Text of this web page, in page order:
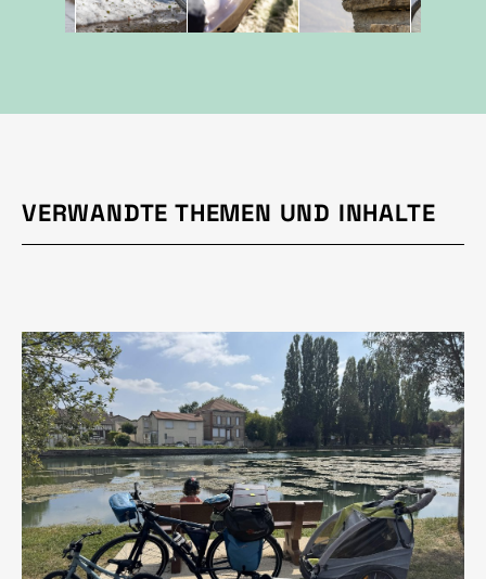
VERWANDTE THEMEN UND INHALTE